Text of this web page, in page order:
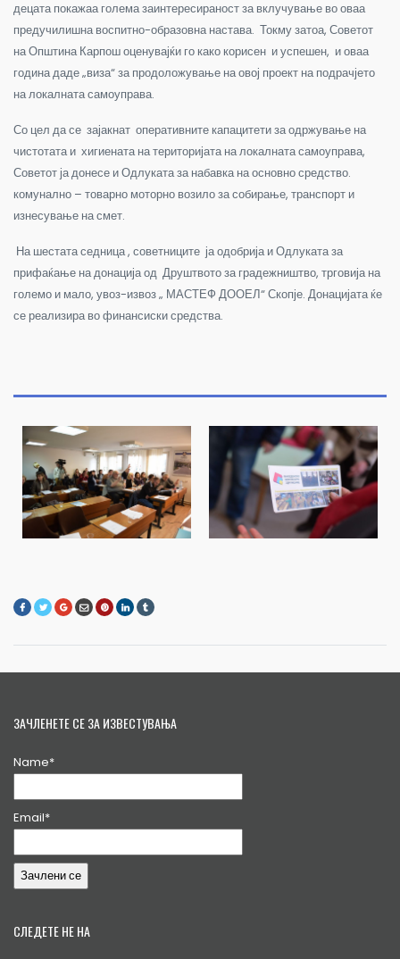
децата покажаа голема заинтересираност за вклучување во оваа
предучилишна воспитно-образовна настава. Токму затоа, Советот
на Општина Карпош оценувајќи го како корисен и успешен, и оваа
година даде „виза“ за продоложување на овој проект на подрачјето
на локалната самоуправа.
Со цел да се зајакнат оперативните капацитети за одржување на
чистотата и хигиената на територијата на локалната самоуправа,
Советот ја донесе и Одлуката за набавка на основно средство.
комунално – товарно моторно возило за собирање, транспорт и
изнесување на смет.
На шестата седница , советниците ја одобрија и Одлуката за
прифаќање на донација од Друштвото за градежништво, трговија на
големо и мало, увоз-извоз „ МАСТЕФ ДООЕЛ“ Скопје. Донацијата ќе
се реализира во финансиски средства.
ЗАЧЛЕНЕТЕ СЕ ЗА ИЗВЕСТУВАЊА
Name*
Email*
СЛЕДЕТЕ НЕ НА